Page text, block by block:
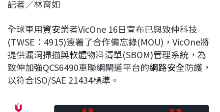
c
b
o
o
k
n
a
d
s
e
d
I
n
L
i
n
k
記者／林育如
全球車用資安業者VicOne 16日宣布已與致伸科技
(TWSE：4915)簽署了合作備忘錄(MOU)，VicOne將
提供漏洞掃描與軟體物料清單(SBOM)管理系統，為
致伸加強QCS6490車聯網閘道平台的網路安全防護，
以符合ISO/SAE 21434標準。